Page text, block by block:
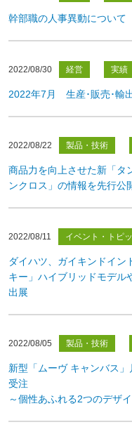
幹部職の人事異動について
2022/08/30 経営 実績
2022年7月 生産･販売･輸
2022/08/22 製品・技術
商品力を向上させた新「タ
ンクロス」の情報を先行公
2022/08/11 イベント・トピ
ダイハツ、ガイキンドイン
キー」ハイブリッドモデル
出展
2022/08/05 製品・技術
新型「ムーヴ キャンバス
受注
～個性あふれる2つのデザ